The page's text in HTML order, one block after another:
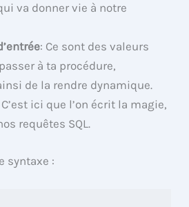
va donner vie à notre
: Ce sont des valeurs
à ta procédure,
de la rendre dynamique.
C’est ici que l’on écrit la magie,
requêtes SQL.
syntaxe :